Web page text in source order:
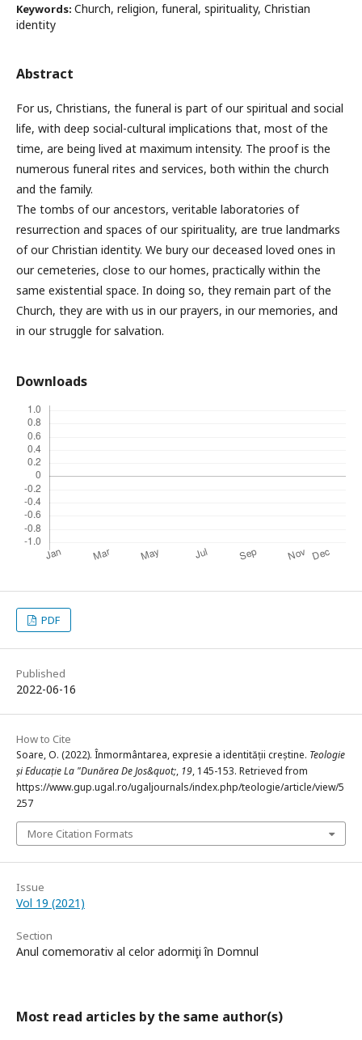
Keywords: Church, religion, funeral, spirituality, Christian
identity
Abstract
For us, Christians, the funeral is part of our spiritual and social
life, with deep social-cultural implications that, most of the
time, are being lived at maximum intensity. The proof is the
numerous funeral rites and services, both within the church
and the family.
The tombs of our ancestors, veritable laboratories of
resurrection and spaces of our spirituality, are true landmarks
of our Christian identity. We bury our deceased loved ones in
our cemeteries, close to our homes, practically within the
same existential space. In doing so, they remain part of the
Church, they are with us in our prayers, in our memories, and
in our struggle for salvation.
Downloads
PDF
Published
2022-06-16
How to Cite
Soare, O. (2022). Înmormântarea, expresie a identității creștine. Teologie
și Educație La "Dunărea De Jos&quot;, 19, 145-153. Retrieved from
https://www.gup.ugal.ro/ugaljournals/index.php/teologie/article/view/5
257
More Citation Formats
Issue
Vol 19 (2021)
Section
Anul comemorativ al celor adormiţi în Domnul
Most read articles by the same author(s)